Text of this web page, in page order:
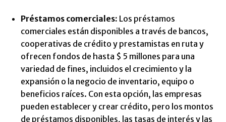
Préstamos comerciales: Los préstamos
comerciales están disponibles a través de bancos,
cooperativas de crédito y prestamistas en ruta y
ofrecen fondos de hasta $ 5 millones para una
variedad de fines, incluidos el crecimiento y la
expansión o la negocio de inventario, equipo o
beneficios raíces. Con esta opción, las empresas
pueden establecer y crear crédito, pero los montos
de préstamos disponibles, las tasas de interés y las